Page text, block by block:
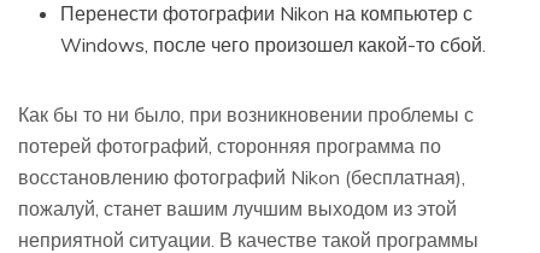
Перенести фотографии Nikon на компьютер с
Windows, после чего произошел какой-то сбой.
Как бы то ни было, при возникновении проблемы с
потерей фотографий, сторонняя программа по
восстановлению фотографий Nikon (бесплатная),
пожалуй, станет вашим лучшим выходом из этой
неприятной ситуации. В качестве такой программы